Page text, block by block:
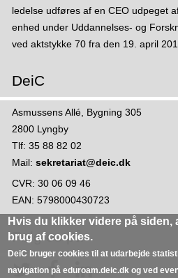
ledelse udføres af en CEO udpeget
enhed under Uddannelses- og
ved aktstykke 70 fra den 19. april
DeiC
Asmussens Allé, Bygning 305
2800 Lyngby
Tlf: 35 88 82 02
Mail: sekretariat@deic.dk
CVR: 30 06 09 46
EAN: 5798000430723
Følg os på
Hvis du klikker videre på siden,
brug af cookies.
DeiC bruger cookies til at udarbejde
navigation på eduroam.deic.dk og ved